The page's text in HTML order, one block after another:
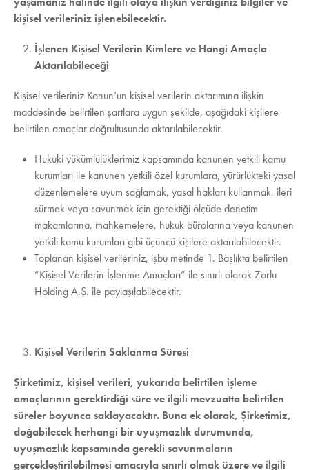
kişisel verileriniz işlenebilecektir.
İşlenen Kişisel Verilerin Kimlere ve Hangi Amaçla
Aktarılabileceği
Kişisel verileriniz Kanun’un kişisel verilerin aktarımına ilişkin
maddesinde belirtilen şartlara uygun şekilde, aşağıdaki kişilere
belirtilen amaçlar doğrultusunda aktarılabilecektir.
Hukuki yükümlülüklerimiz kapsamında kanunen yetkili kamu
kurumları ile kanunen yetkili özel kurumlara, yürürlükteki yasal
düzenlemelere uyum sağlamak, yasal hakları kullanmak, ileri
sürmek veya savunmak için gerektiği ölçüde denetim
makamlarına, mahkemelere, hukuk bürolarına veya kanunen
yetkili kamu kurumları gibi üçüncü kişilere aktarılabilecektir.
Toplanan kişisel verileriniz, işbu metinde 1. Başlıkta belirtilen
“Kişisel Verilerin İşlenme Amaçları” ile sınırlı olarak Zorlu
Holding A.Ş. ile paylaşılabilecektir.
Kişisel Verilerin Saklanma Süresi
Şirketimiz, kişisel verileri, yukarıda belirtilen işleme
amaçlarının gerektirdiği süre ve ilgili mevzuatta belirtilen
süreler boyunca saklayacaktır. Buna ek olarak, Şirketimiz,
doğabilecek herhangi bir uyuşmazlık durumunda,
uyuşmazlık kapsamında gerekli savunmaların
gerçekleştirilebilmesi amacıyla sınırlı olmak üzere ve ilgili